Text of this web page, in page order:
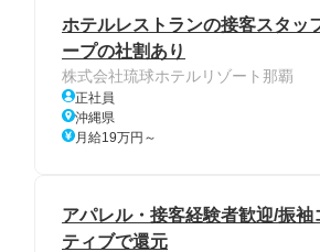
ホテルレストランの接客スタッ
ープの社割あり
株式会社琉球ホテルリゾート那覇
正社員
沖縄県
月給19万円～
アパレル・接客経験者歓迎/振
ティブで還元